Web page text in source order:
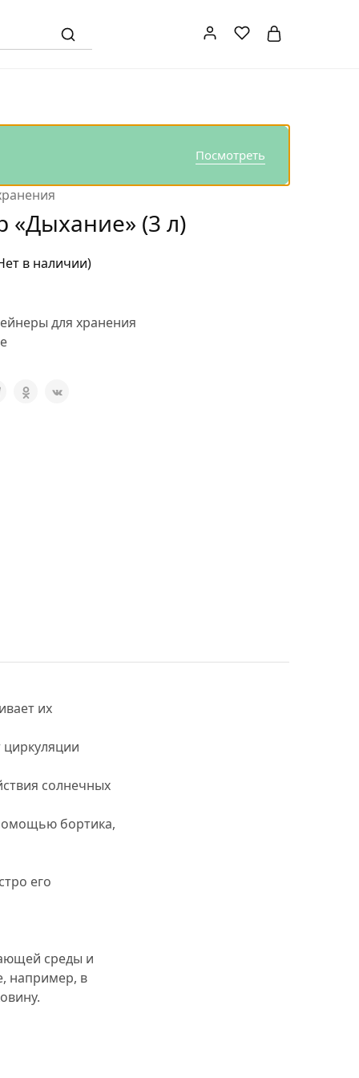
Посмотреть
«Дыхание» (3 л)
в наличии)
для хранения
их
циркуляции
солнечных
бортика,
его
среды и
например, в